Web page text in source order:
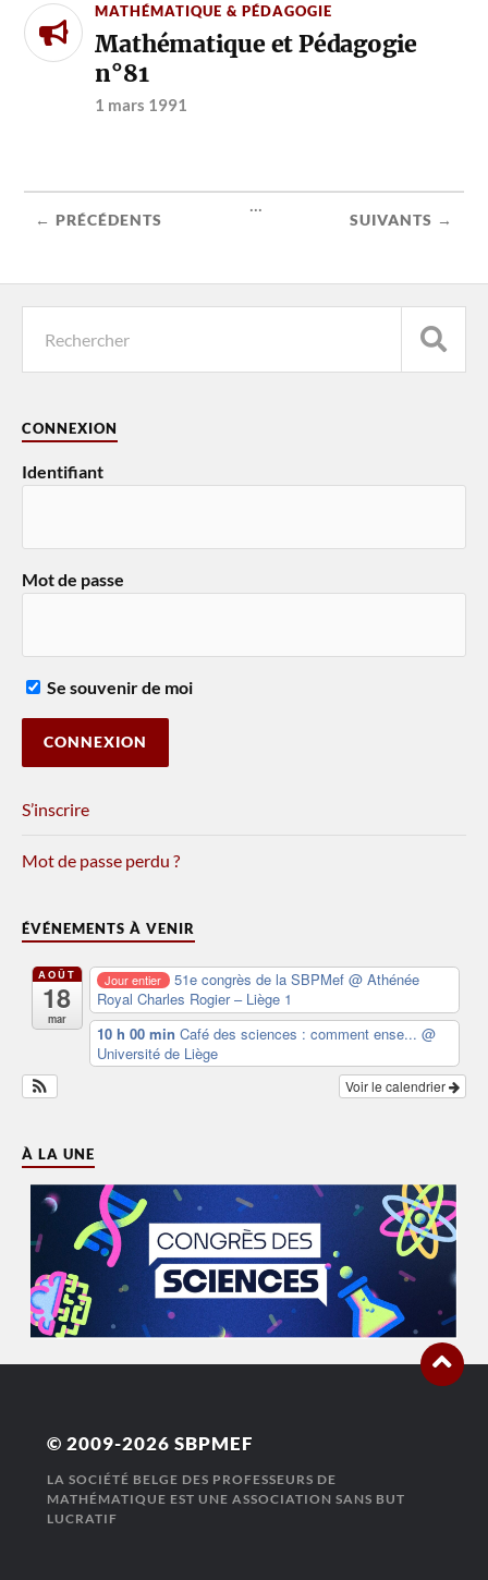
MATHÉMATIQUE & PÉDAGOGIE
Mathématique et Pédagogie
n°81
1 mars 1991
← PRÉCÉDENTS
...
SUIVANTS →
CONNEXION
Identifiant
Mot de passe
Se souvenir de moi
S’inscrire
Mot de passe perdu ?
ÉVÉNEMENTS À VENIR
AOÛT
18
mar
Jour entier 51e congrès de la SBPMef@ Athénée
Royal Charles Rogier – Liège 1
10 h 00 min Café des sciences : comment ense... @
Université de Liège
Voir le calendrier
À LA UNE
© 2009-2026 SBPMEF
LA SOCIÉTÉ BELGE DES PROFESSEURS DE
MATHÉMATIQUE EST UNE ASSOCIATION SANS BUT
LUCRATIF